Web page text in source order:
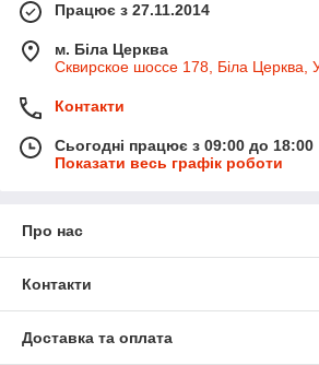
Працює з 27.11.2014
м. Біла Церква
Сквирское шоссе 178, Біла Церква,
Контакти
Сьогодні працює з 09:00 до 18:00
Показати весь графік роботи
Про нас
Контакти
Доставка та оплата